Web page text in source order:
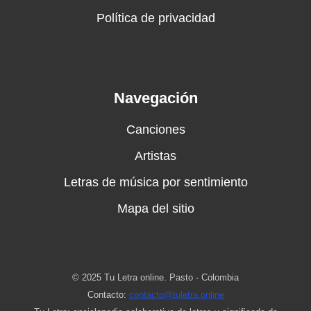
Política de privacidad
Navegación
Canciones
Artistas
Letras de música por sentimiento
Mapa del sitio
© 2025 Tu Letra online. Pasto - Colombia
Contacto: contacto@tuletra.online